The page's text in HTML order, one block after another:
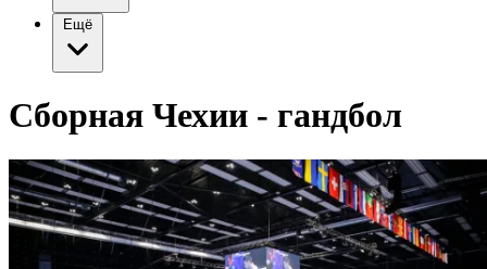
Ещё
Сборная Чехии - гандбол